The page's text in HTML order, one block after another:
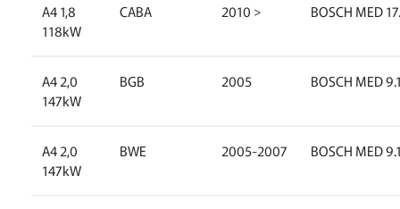
A4 1,8
118kW
CABA 2010 > BOSCH MED
A4 2,0
147kW
BGB 2005 BOSCH MED
A4 2,0
147kW
BWE 2005-2007 BOSCH MED